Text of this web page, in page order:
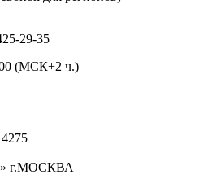
29-35
00 (МСК+2 ч.)
г.МОСКВА